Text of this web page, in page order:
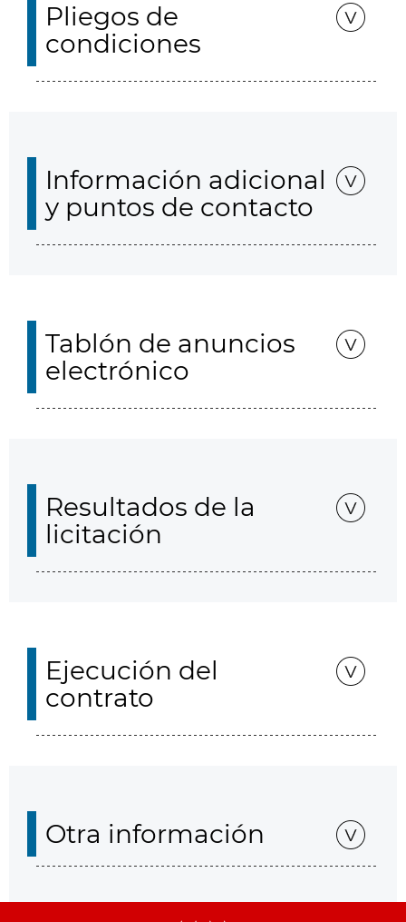
Pliegos de
condiciones
Información adicional
y puntos de contacto
Tablón de anuncios
electrónico
Resultados de la
licitación
Ejecución del
contrato
Otra información